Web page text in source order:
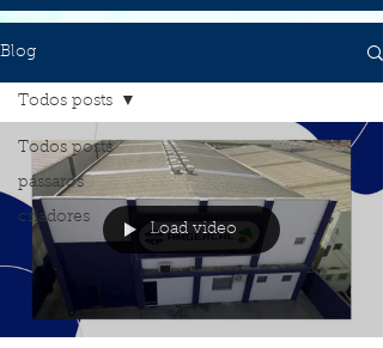
Blog
Todos posts
pássaros
criadores
Todos posts
Load video